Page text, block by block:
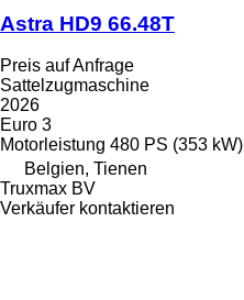
Astra HD9 66.48T
Preis auf Anfrage
Sattelzugmaschine
2026
Euro 3
Motorleistung 480 PS (353 kW)
Belgien, Tienen
Truxmax BV
Verkäufer kontaktieren